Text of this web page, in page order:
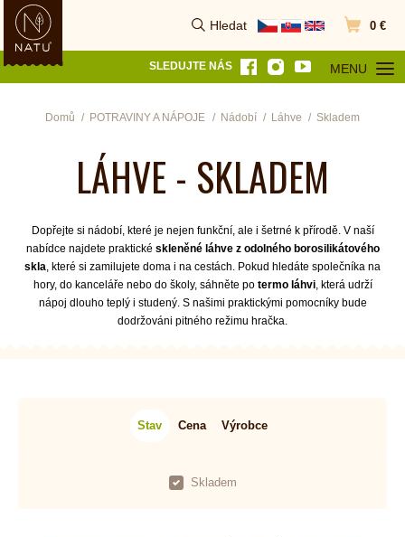
Hledat
Vyhledat Přejít do
0 €
SLEDUJTE NÁS MENU
OTEVŘÍT
Domů POTRAVINY A NÁPOJE Nádobí Láhve Skladem
LÁHVE - SKLADEM
Dopřejte si nádobí, které je nejen funkční, ale i šetrné k přírodě. V naší
nabídce najdete praktické skleněné láhve z odolného borosilikátového
skla , které si zamilujete doma i na cestách. Pokud hledáte společníka na
hory, do kanceláře nebo do školy, sáhněte po termo láhvi, která udrží
nápoj dlouho teplý i studený. S našimi praktickými pomocníky bude
dodržováni pitného režimu hračka.
Stav Cena Výrobce
Skladem